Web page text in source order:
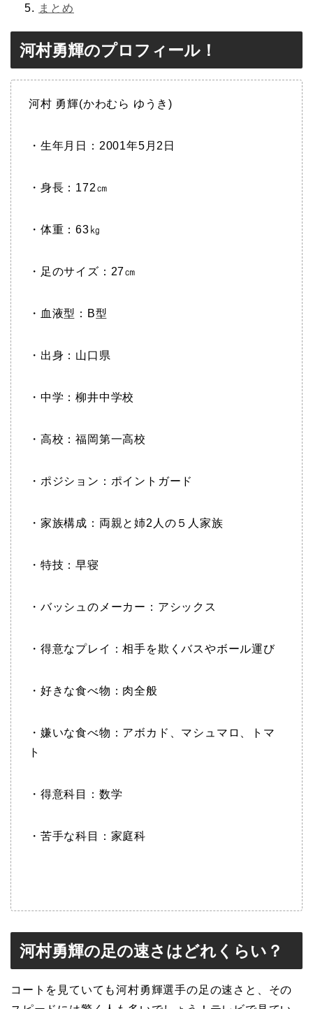
まとめ
河村勇輝のプロフィール！
河村 勇輝(かわむら ゆうき)
・生年月日：2001年5月2日
・身長：172㎝
・体重：63㎏
・足のサイズ：27㎝
・血液型：B型
・出身：山口県
・中学：柳井中学校
・高校：福岡第一高校
・ポジション：ポイントガード
・家族構成：両親と姉2人の５人家族
・特技：早寝
・バッシュのメーカー：アシックス
・得意なプレイ：相手を欺くバスやボール運び
・好きな食べ物：肉全般
・嫌いな食べ物：アボカド、マシュマロ、トマ
ト
・得意科目：数学
・苦手な科目：家庭科
河村勇輝の足の速さはどれくらい？
コートを見ていても河村勇輝選手の足の速さと、その